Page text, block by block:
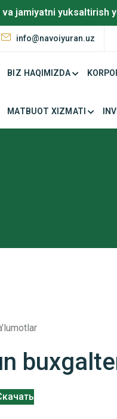
jamiyatni yuksaltirish
info@navoiyuran.uz
BIZ HAQIMIZDA
MATBUOT XIZMATI